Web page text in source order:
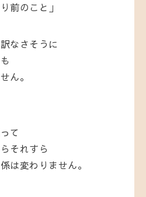
前のこと」
なさそうに
ん。
て
それすら
は変わりません。